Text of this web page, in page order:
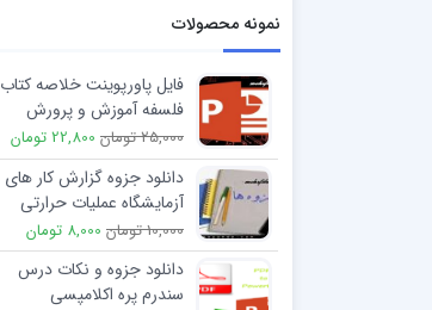
نمونه محصولات
فایل پاورپوینت خلاصه کتاب
فلسفه آموزش و پرورش
تالیف عیسی ابراهیم زاده
25,000 تومان 22,800 تومان
دانلود جزوه گزارش کار های
آزمایشگاه عملیات حرارتی
10,000 تومان 8,000 تومان
دانلود جزوه و نکات درس
سندرم پره اکلامپسی